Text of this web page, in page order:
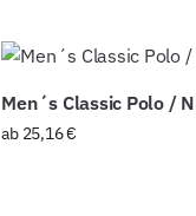
Men´s Classic Polo /
ab 25,16€